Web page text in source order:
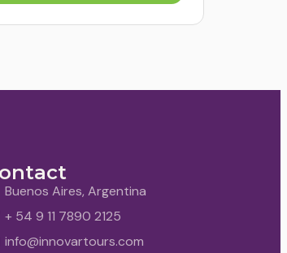
Buenos Aires, Argentina
+ 54 9 11 7890 2125
info@innovartours.com